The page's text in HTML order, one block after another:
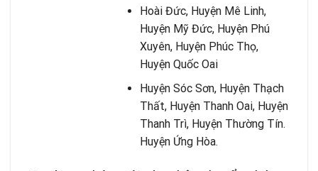
Hoài Đức, Huyện Mê Linh,
Huyện Mỹ Đức, Huyện Phú
Xuyên, Huyện Phúc Thọ,
Huyện Quốc Oai
Huyện Sóc Sơn, Huyện Thạch
Thất, Huyện Thanh Oai, Huyện
Thanh Trì, Huyện Thường Tín.
Huyện Ứng Hòa.